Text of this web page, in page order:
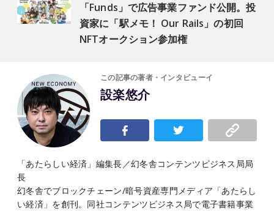
「Funds」で広告事業ファンド公開。投
資家に「駅メモ！ Our Rails」の初回
NFTオークション参加権
この記事の著者・インタビューイ
設楽悠介
「あたらしい経済」編集長／幻冬舎コンテンツビジネス局局
長
幻冬舎でブロックチェーン/暗号資産専門メディア「あたらし
い経済」を創刊。同社コンテンツビジネス局で電子書籍事業